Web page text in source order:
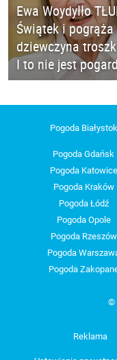
Ewa Woydyłło
Świątek i
dziewczyna
I to nie jest
Pogoda Białystok
Pogoda Gdańsk
Pogoda Katowice
Pogoda Kraków
Pogoda Łódź
Pogoda Opole
Pogoda Rzeszów
Pogoda
Pogoda
©
Reklama